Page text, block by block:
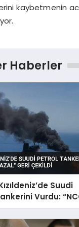
kaybetmenin
Haberler
Suudi
Vurdu:
Geri Çekildi